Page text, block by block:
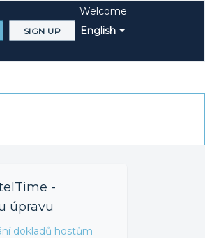
English
Welcome
SIGN UP
-
úpravu
dokladů hostům